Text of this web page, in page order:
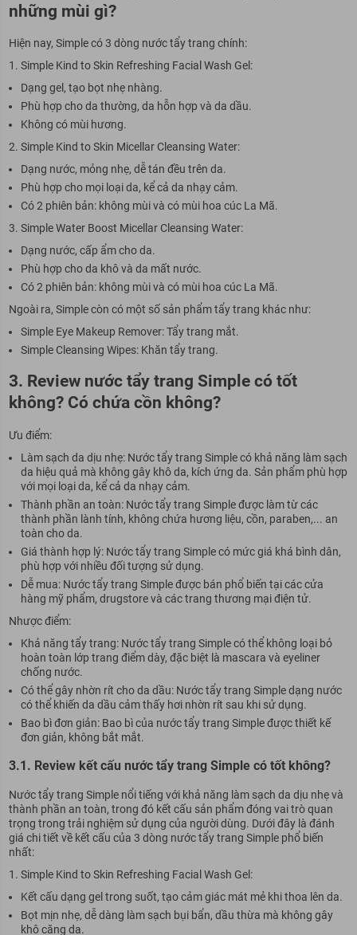
những mùi gì?
Hiện nay, Simple có 3 dòng nước tẩy trang chính:
Simple Kind to Skin Refreshing Facial Wash Gel:
Dạng gel, tạo bọt nhẹ nhàng.
Phù hợp cho da thường, da hỗn hợp và da dầu.
Không có mùi hương.
Simple Kind to Skin Micellar Cleansing Water:
Dạng nước, mỏng nhẹ, dễ tán đều trên da.
Phù hợp cho mọi loại da, kể cả da nhạy cảm.
Có 2 phiên bản: không mùi và có mùi hoa cúc La Mã.
Simple Water Boost Micellar Cleansing Water:
Dạng nước, cấp ẩm cho da.
Phù hợp cho da khô và da mất nước.
Có 2 phiên bản: không mùi và có mùi hoa cúc La Mã.
Ngoài ra, Simple còn có một số sản phẩm tẩy trang khác như:
Simple Eye Makeup Remover: Tẩy trang mắt.
Simple Cleansing Wipes: Khăn tẩy trang.
3. Review nước tẩy trang Simple có tốt
không? Có chứa cồn không?
Ưu điểm:
Làm sạch da dịu nhẹ: Nước tẩy trang Simple có khả năng làm sạch
da hiệu quả mà không gây khô da, kích ứng da. Sản phẩm phù hợp
với mọi loại da, kể cả da nhạy cảm.
Thành phần an toàn: Nước tẩy trang Simple được làm từ các
thành phần lành tính, không chứa hương liệu, cồn, paraben,... an
toàn cho da.
Giá thành hợp lý: Nước tẩy trang Simple có mức giá khá bình dân,
phù hợp với nhiều đối tượng sử dụng.
Dễ mua: Nước tẩy trang Simple được bán phổ biến tại các cửa
hàng mỹ phẩm, drugstore và các trang thương mại điện tử.
Nhược điểm:
Khả năng tẩy trang: Nước tẩy trang Simple có thể không loại bỏ
hoàn toàn lớp trang điểm dày, đặc biệt là mascara và eyeliner
chống nước.
Có thể gây nhờn rít cho da dầu: Nước tẩy trang Simple dạng nước
có thể khiến da dầu cảm thấy hơi nhờn rít sau khi sử dụng.
Bao bì đơn giản: Bao bì của nước tẩy trang Simple được thiết kế
đơn giản, không bắt mắt.
3.1. Review kết cấu nước tẩy trang Simple có tốt không?
Nước tẩy trang Simple nổi tiếng với khả năng làm sạch da dịu nhẹ và
thành phần an toàn, trong đó kết cấu sản phẩm đóng vai trò quan
trọng trong trải nghiệm sử dụng của người dùng. Dưới đây là đánh
giá chi tiết về kết cấu của 3 dòng nước tẩy trang Simple phổ biến
nhất:
Simple Kind to Skin Refreshing Facial Wash Gel:
Kết cấu dạng gel trong suốt, tạo cảm giác mát mẻ khi thoa lên da.
Bọt mịn nhẹ, dễ dàng làm sạch bụi bẩn, dầu thừa mà không gây
khô căng da.